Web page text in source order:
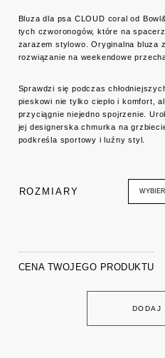
Bluza dla psa CLOUD coral od
tych czworonogów, które na
zarazem stylowo. Oryginalna bluza
rozwiązanie na weekendowe
Sprawdzi się podczas
pieskowi nie tylko ciepło i komfort,
przyciągnie niejedno spojrzenie.
jej designerska chmurka na
podkreśla sportowy i luźny styl.
ROZMIARY
CENA TWOJEGO PRODUKTU
DODAJ